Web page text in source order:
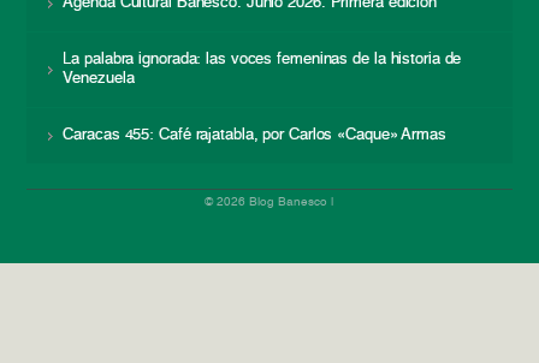
La palabra ignorada: las voces femeninas de la historia de
Venezuela
Caracas 455: Café rajatabla, por Carlos «Caque» Armas
© 2026 Blog Banesco |